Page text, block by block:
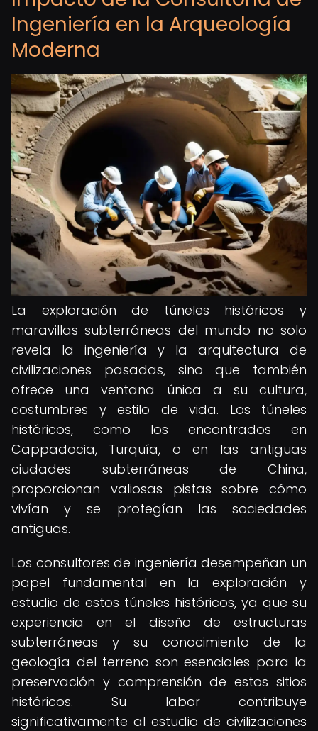
Ingeniería en la Arqueología
Moderna
La exploración de túneles históricos y
maravillas subterráneas del mundo no solo
revela la ingeniería y la arquitectura de
civilizaciones pasadas, sino que también
ofrece una ventana única a su cultura,
costumbres y estilo de vida. Los túneles
históricos, como los encontrados en
Cappadocia, Turquía, o en las antiguas
ciudades subterráneas de China,
proporcionan valiosas pistas sobre cómo
vivían y se protegían las sociedades
antiguas.
Los consultores de ingeniería desempeñan un
papel fundamental en la exploración y
estudio de estos túneles históricos, ya que su
experiencia en el diseño de estructuras
subterráneas y su conocimiento de la
geología del terreno son esenciales para la
preservación y comprensión de estos sitios
históricos. Su labor contribuye
significativamente al estudio de civilizaciones